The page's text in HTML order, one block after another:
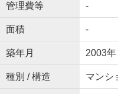
管理費等 -
面積 -
築年月 2003
種別 / 構造 マンシ